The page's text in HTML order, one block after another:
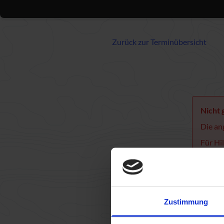
Zustimmung
Zurück zur Terminübersicht
Nicht
Die
Für